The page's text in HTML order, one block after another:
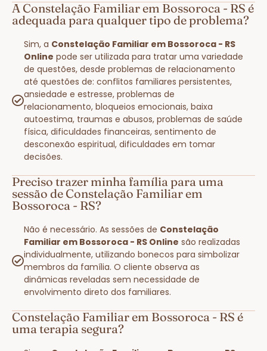
A Constelação Familiar em Bossoroca - RS é
adequada para qualquer tipo de problema?
Sim, a Constelação Familiar em Bossoroca - RS
Online pode ser utilizada para tratar uma variedade
de questões, desde problemas de relacionamento
até questões de: conflitos familiares persistentes,
ansiedade e estresse, problemas de
relacionamento, bloqueios emocionais, baixa
autoestima, traumas e abusos, problemas de saúde
física, dificuldades financeiras, sentimento de
desconexão espiritual, dificuldades em tomar
decisões.
Preciso trazer minha família para uma
sessão de Constelação Familiar em
Bossoroca - RS?
Não é necessário. As sessões de Constelação
Familiar em Bossoroca - RS Online são realizadas
individualmente, utilizando bonecos para simbolizar
membros da família. O cliente observa as
dinâmicas reveladas sem necessidade de
envolvimento direto dos familiares.
Constelação Familiar em Bossoroca - RS é
uma terapia segura?